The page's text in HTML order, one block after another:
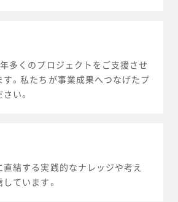
多くのプロジェクトをご支援させ
。私たちが事業成果へつなげたプ
い。
結する実践的なナレッジや考え
ています。